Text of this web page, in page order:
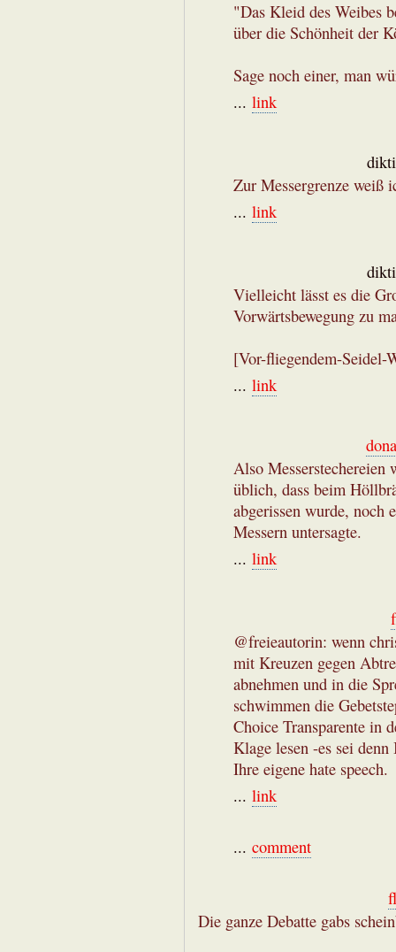
"Das Kleid des Weibes
über die Schönheit der
Sage noch einer, man
... link
Zur Messergrenze weiß
... link
Vielleicht lässt es die
Vorwärtsbewegung zu
[Vor-fliegendem-Seidel-
... link
Also Messerstechereien
üblich, dass beim
abgerissen wurde, noch
Messern untersagte.
... link
@freieautorin: wenn
mit Kreuzen gegen
abnehmen und in die
schwimmen die
Choice Transparente in
Klage lesen -es sei
Ihre eigene hate speech.
... link
... comment
Die ganze Debatte gabs